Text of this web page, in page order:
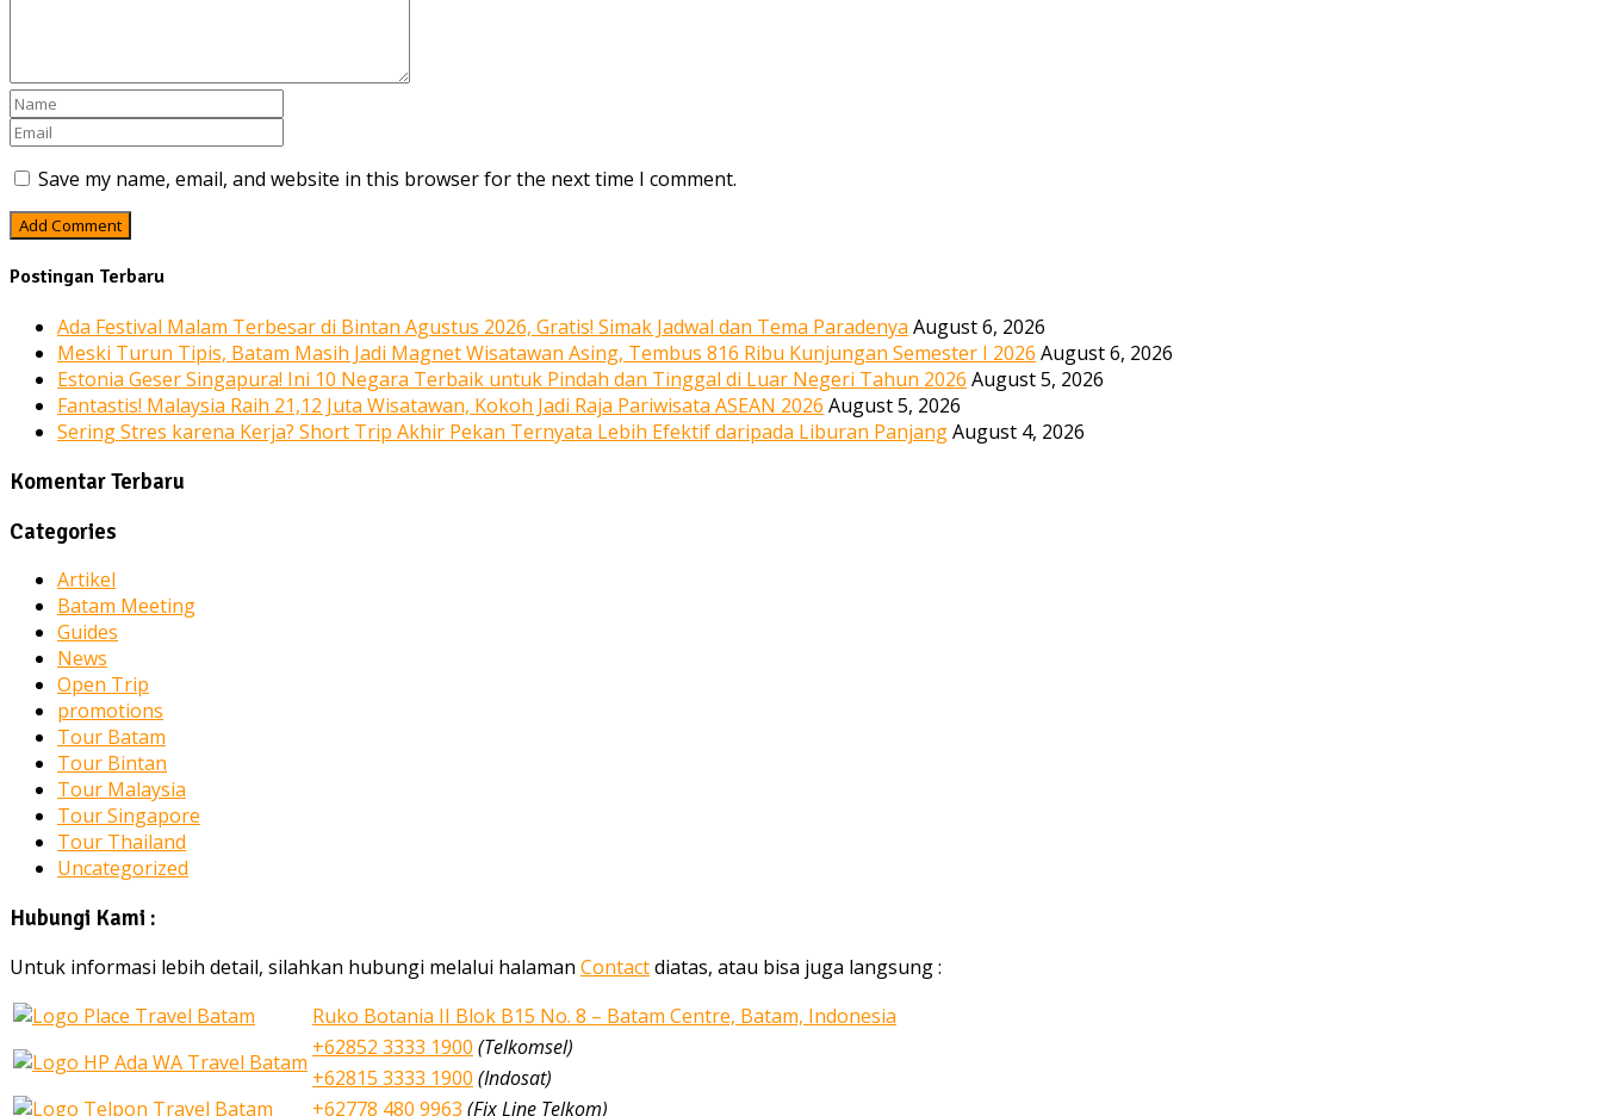
Save my name, email, and website in this browser for the next time I comment.
Postingan Terbaru
Ada Festival Malam Terbesar di Bintan Agustus 2026, Gratis! Simak Jadwal dan Tema Paradenya August 6, 2026
Meski Turun Tipis, Batam Masih Jadi Magnet Wisatawan Asing, Tembus 816 Ribu Kunjungan Semester I 2026 August 6, 2026
Estonia Geser Singapura! Ini 10 Negara Terbaik untuk Pindah dan Tinggal di Luar Negeri Tahun 2026 August 5, 2026
Fantastis! Malaysia Raih 21,12 Juta Wisatawan, Kokoh Jadi Raja Pariwisata ASEAN 2026 August 5, 2026
Sering Stres karena Kerja? Short Trip Akhir Pekan Ternyata Lebih Efektif daripada Liburan PanjangAugust 4, 2026
Komentar Terbaru
Categories
Artikel
Batam Meeting
Guides
News
Open Trip
promotions
Tour Batam
Tour Bintan
Tour Malaysia
Tour Singapore
Tour Thailand
Uncategorized
Hubungi Kami :
Untuk informasi lebih detail, silahkan hubungi melalui halaman Contactdiatas, atau bisa juga langsung :
Ruko Botania II Blok B15 No. 8 – Batam Centre, Batam, Indonesia
+62852 3333 1900 (Telkomsel)
+62815 3333 1900 (Indosat)
+62778 480 9963 (Fix Line Telkom)